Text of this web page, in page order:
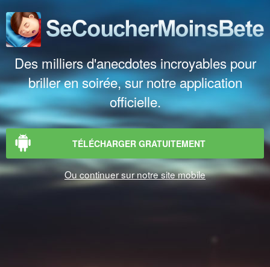
Des milliers d'anecdotes incroyables pour
briller en soirée, sur notre application
officielle.
TÉLÉCHARGER GRATUITEMENT
Ou continuer sur notre site mobile